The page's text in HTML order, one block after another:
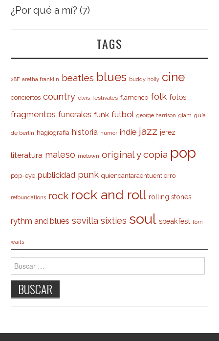
¿Por qué a mí? (7)
TAGS
28F aretha franklin beatles blues buddy holly cine
conciertos country elvis festivales flamenco folk fotos
fragmentos funerales funk futbol george harrison glam guía
de berlín hagiografia historia humor indie jazz jerez
literatura maleso motown original y copia pop
pop-eye publicidad punk quiencantaraentuentierro
refoundations rock rock and roll rolling stones
rythm and blues sevilla sixties soul speakfest tom
waits
Buscar: